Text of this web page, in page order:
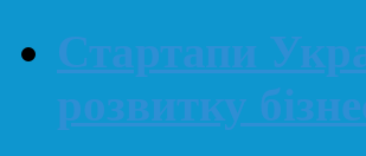
Стартапи
розвитку